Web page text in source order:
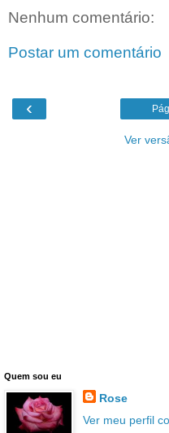
Nenhum comentário:
Postar um comentário
‹
Ver
Quem sou eu
Rose
Ver meu perfil